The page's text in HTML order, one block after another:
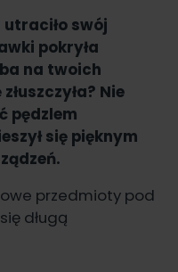
swój
pokryła
na twoich
Nie
pędzlem
się pięknym
przedmioty pod
długą